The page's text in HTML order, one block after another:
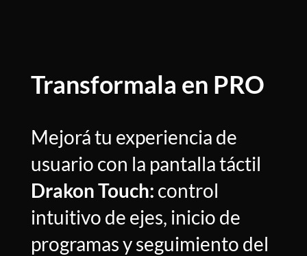
Transformala en PRO
Mejorá tu experiencia de
usuario con la pantalla táctil
Drakon Touch: control
intuitivo de ejes, inicio de
programas y seguimiento del